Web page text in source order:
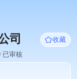
司
收藏
已审核